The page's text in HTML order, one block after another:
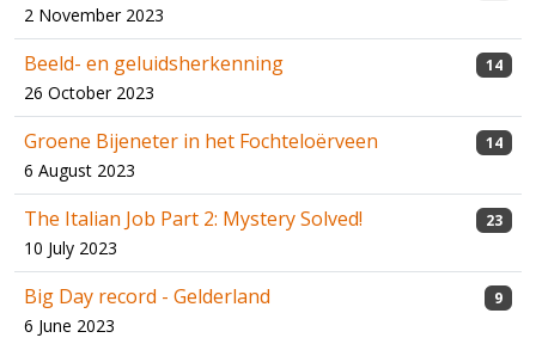
2 November 2023
Beeld- en geluidsherkenning
26 October 2023
14
Groene Bijeneter in het Fochteloërveen
6 August 2023
14
The Italian Job Part 2: Mystery Solved!
10 July 2023
23
Big Day record - Gelderland
6 June 2023
9